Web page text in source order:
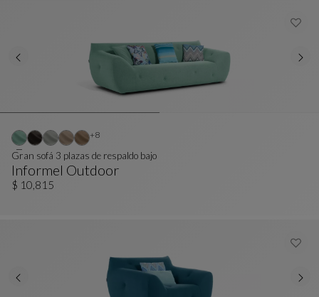
Informel Outdoor
Gran Sofá 3 Plazas De Respaldo Bajo
Ver Descripción Completa
Gran sofá 3 plazas de respaldo bajo
$ 10,815
+8Otros colores : 8 colores disponibles